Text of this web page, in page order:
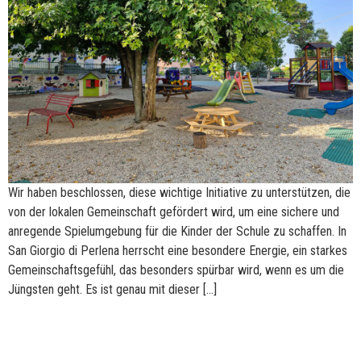
Wir haben beschlossen, diese wichtige Initiative zu unterstützen, die
von der lokalen Gemeinschaft gefördert wird, um eine sichere und
anregende Spielumgebung für die Kinder der Schule zu schaffen. In
San Giorgio di Perlena herrscht eine besondere Energie, ein starkes
Gemeinschaftsgefühl, das besonders spürbar wird, wenn es um die
Jüngsten geht. Es ist genau mit dieser […]